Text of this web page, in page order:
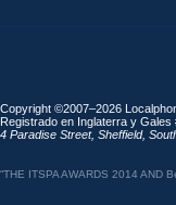
Copyright ©2007–2026
Registrado en Inglaterra y Gales
4 Paradise Street, Sheffield,
“THE ITSPA AWARDS 2014 AND